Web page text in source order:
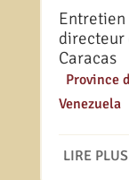
Entretien
directeur
Caracas
Province
Venezuela
LIRE PLUS